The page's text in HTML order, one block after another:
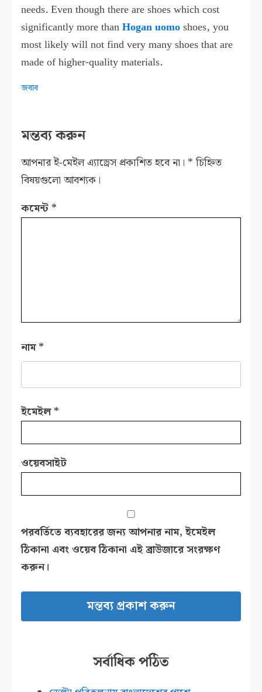
needs. Even though there are shoes which cost
significantly more thanHogan uomoshoes, you
most likely will not find very many shoes that are
made of higher-quality materials.
জবাব
মন্তব্য করুন
আপনার ই-মেইল এ্যাড্রেস প্রকাশিত হবে না। * চিহ্নিত
বিষয়গুলো আবশ্যক।
কমেন্ট *
নাম*
ইমেইল*
ওয়েবসাইট
পরবর্তিতে ব্যবহারের জন্য আপনার নাম, ইমেইল
ঠিকানা এবং ওয়েব ঠিকানা এই ব্রাউজারে সংরক্ষণ
করুন।
সর্বাধিক পঠিত